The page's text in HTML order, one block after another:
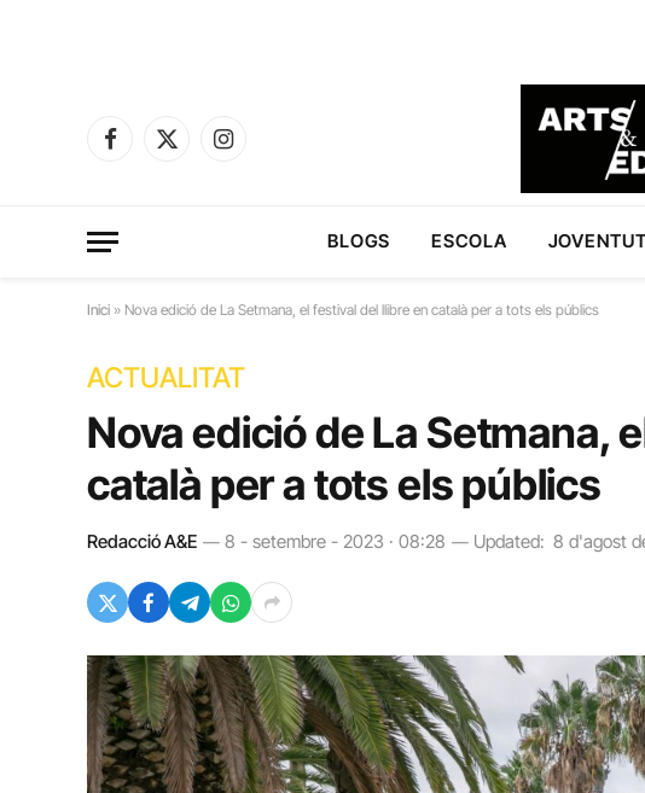
Facebook
X
Instagram
BLOGS ESCOLA
Inici » Nova edició de La Setmana, el festival del llibre en català per a tots els públics
ACTUALITAT
Nova edició de La Setmana,
català per a tots els públics
Redacció A&E 8 - setembre - 2023 · 08:28 Updated: 8 d'agost